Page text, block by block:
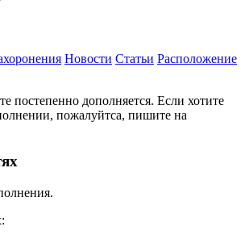
Новости Статьи Расположение
постепенно дополняется. Если хотите
пожалуйтса, пишите на